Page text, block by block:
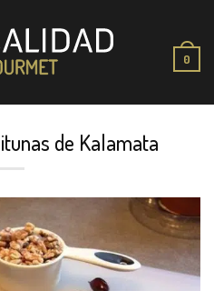
0
de Kalamata